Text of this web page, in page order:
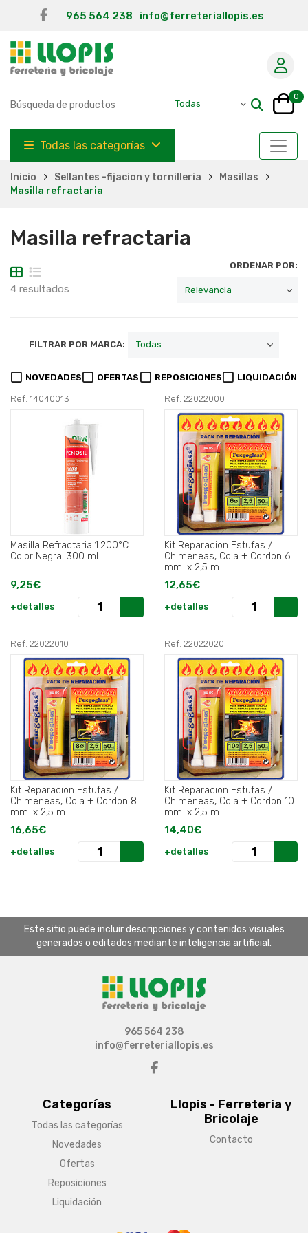
965 564 238 info@ferreteriallopis.es
0
Todas las categorías
Inicio Sellantes -fijacion y tornilleria
Masillas
Masilla refractaria
Masilla refractaria
4 resultados
ORDENAR POR:
FILTRAR POR MARCA:
NOVEDADES OFERTAS REPOSICIONES LIQUIDACIÓN
Ref: 14040013
Masilla Refractaria 1.200°C.
Color Negra. 300 ml. .
9,25€
+detalles
Ref: 22022000
Kit Reparacion Estufas /
Chimeneas, Cola + Cordon 6
mm. x 2,5 m..
12,65€
+detalles
Ref: 22022010
Kit Reparacion Estufas /
Chimeneas, Cola + Cordon 8
mm. x 2,5 m..
16,65€
+detalles
Ref: 22022020
Kit Reparacion Estufas /
Chimeneas, Cola + Cordon 10
mm. x 2,5 m..
14,40€
+detalles
Este sitio puede incluir descripciones y contenidos visuales
generados o editados mediante inteligencia artificial.
Categorías
Todas las categorías
Novedades
Ofertas
Reposiciones
Liquidación
Llopis - Ferreteria y
Bricolaje
Contacto
965 564 238
info@ferreteriallopis.es